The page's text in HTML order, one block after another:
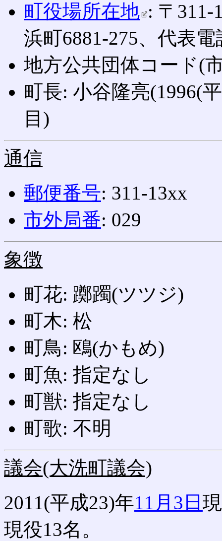
町役場所在地 : 〒311-
浜町6881-275、代表電
地方公共団体コード(
町長: 小谷隆亮(1996(
目)
通信
郵便番号: 311-13xx
市外局番: 029
象徴
町花: 躑躅(ツツジ)
町木: 松
町鳥: 鴎(かもめ)
町魚: 指定なし
町獣: 指定なし
町歌: 不明
議会(大洗町議会)
2011(平成23)年11月3日
現役13名。